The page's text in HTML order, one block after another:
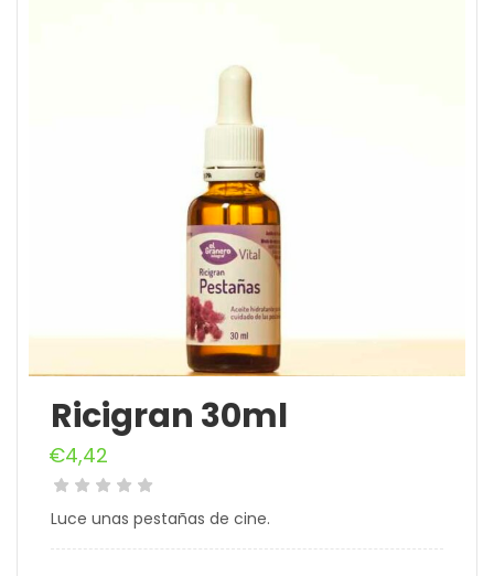
Ricigran 30ml
€4,42
Luce unas pestañas de cine.